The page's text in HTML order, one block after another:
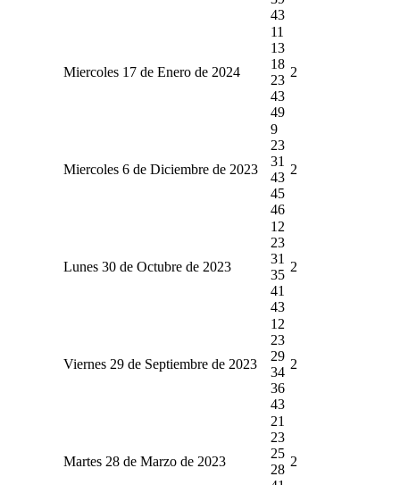
43
Miercoles 17 de Enero de 2024
11
13
18
23
43
49
2
Miercoles 6 de Diciembre de 2023
9
23
31
43
45
46
2
Lunes 30 de Octubre de 2023
12
23
31
35
41
43
2
Viernes 29 de Septiembre de 2023
12
23
29
34
36
43
2
Martes 28 de Marzo de 2023
21
23
25
28
2